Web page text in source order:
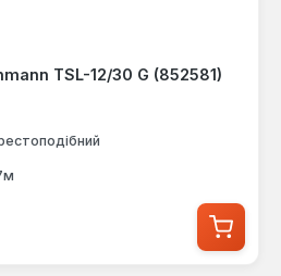
TSL-12/30 G (852581)